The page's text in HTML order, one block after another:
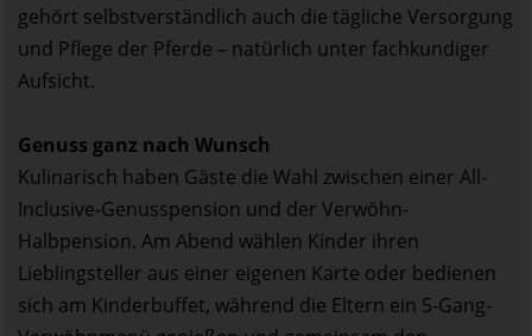
gehört selbstverständlich auch die tägliche Versorgung
und Pflege der Pferde – natürlich unter fachkundiger
Aufsicht.
Genuss ganz nach Wunsch
Kulinarisch haben Gäste die Wahl zwischen einer All-
Inclusive-Genusspension und der Verwöhn-
Halbpension. Am Abend wählen Kinder ihren
Lieblingsteller aus einer eigenen Karte oder bedienen
sich am Kinderbuffet, während die Eltern ein 5-Gang-